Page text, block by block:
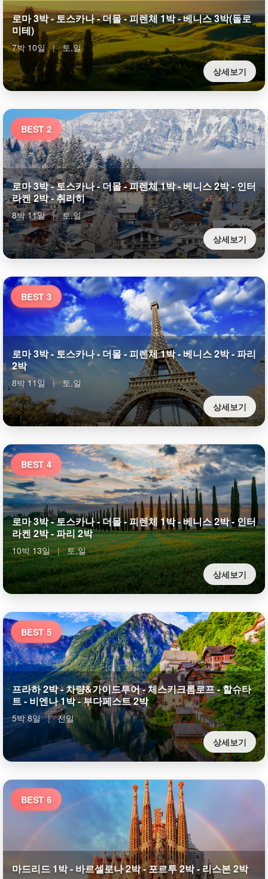
로마 3박 - 토스카나 - 더몰 - 피렌체 1박 - 베니스 3박(돌로
미테)
7박 10일 | 토,일
상세보기
BEST 2
로마 3박 - 토스카나 - 더몰 - 피렌체 1박 - 베니스 2박 - 인터
라켄 2박 - 취리히
8박 11일 | 토,일
상세보기
BEST 3
로마 3박 - 토스카나 - 더몰 - 피렌체 1박 - 베니스 2박 - 파리
2박
8박 11일 | 토,일
상세보기
BEST 4
로마 3박 - 토스카나 - 더몰 - 피렌체 1박 - 베니스 2박 - 인터
라켄 2박 - 파리 2박
10박 13일 | 토,일
상세보기
BEST 5
프라하 2박 - 차량&가이드투어 - 체스키크롬로프 - 할슈타
트 - 비엔나 1박 - 부다페스트 2박
5박 8일 | 전일
상세보기
BEST 6
마드리드 1박 - 바르셀로나 2박 - 포르투 2박 - 리스본 2박